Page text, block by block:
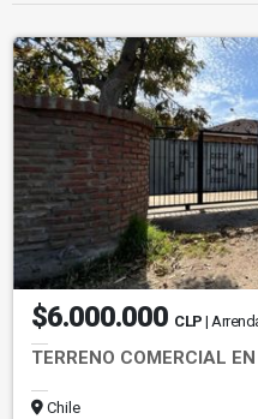
$6.000.000 CLP |
TERRENO COMERCIAL
Chile